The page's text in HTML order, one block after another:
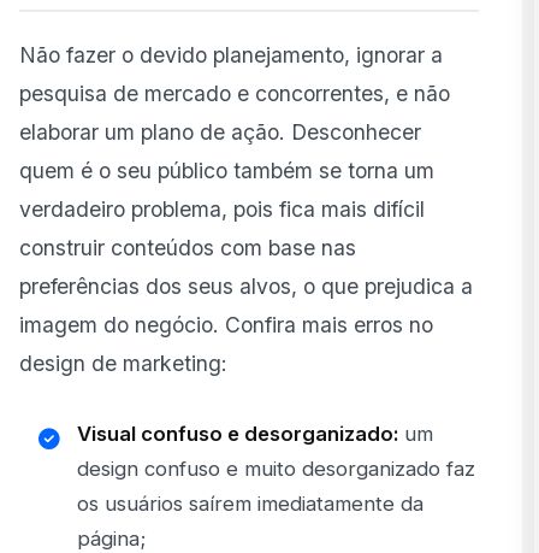
Não fazer o devido planejamento, ignorar a
pesquisa de mercado e concorrentes, e não
elaborar um plano de ação. Desconhecer
quem é o seu público também se torna um
verdadeiro problema, pois fica mais difícil
construir conteúdos com base nas
preferências dos seus alvos, o que prejudica a
imagem do negócio. Confira mais erros no
design de marketing:
Visual confuso e desorganizado: um
design confuso e muito desorganizado faz
os usuários saírem imediatamente da
página;